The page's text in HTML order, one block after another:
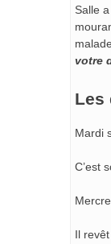
Salle
votre
Les
Mardi
C’est
Il